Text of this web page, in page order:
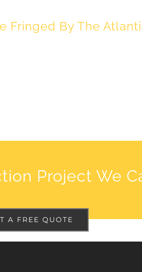
Fringed By The
Project We
A FREE QUOTE